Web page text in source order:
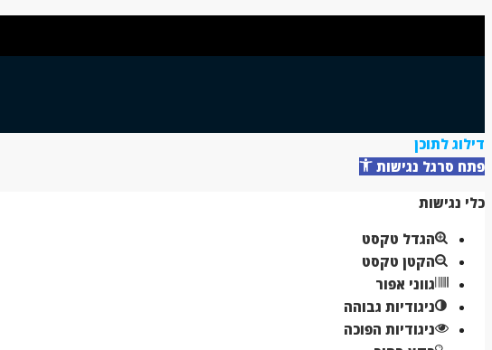
דילוג לתוכן
פתח סרגל נגישות
כלי נגישות
הגדל טקסט
הקטן טקסט
גווני אפור
ניגודיות גבוהה
ניגודיות הפוכה